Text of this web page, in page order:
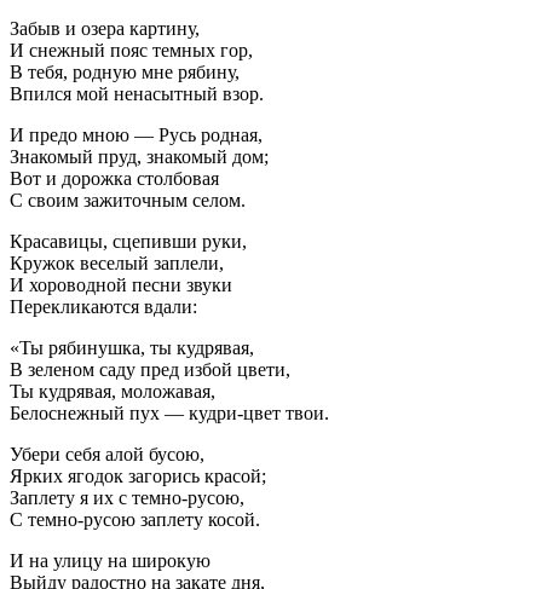
Забыв и озера картину,
И снежный пояс темных гор,
В тебя, родную мне рябину,
Впился мой ненасытный взор.
И предо мною — Русь родная,
Знакомый пруд, знакомый дом;
Вот и дорожка столбовая
С своим зажиточным селом.
Красавицы, сцепивши руки,
Кружок веселый заплели,
И хороводной песни звуки
Перекликаются вдали:
«Ты рябинушка, ты кудрявая,
В зеленом саду пред избой цвети,
Ты кудрявая, моложавая,
Белоснежный пух — кудри-цвет твои.
Убери себя алой бусою,
Ярких ягодок загорись красой;
Заплету я их с темно-русою,
С темно-русою заплету косой.
И на улицу на широкую
Выйду радостно на закате дня,